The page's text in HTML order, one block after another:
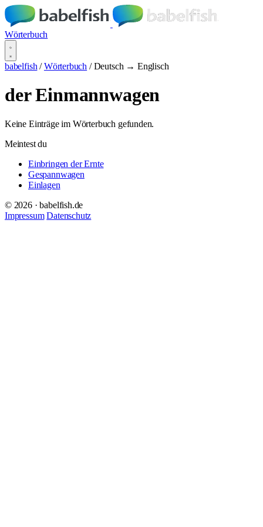
Wörterbuch
babelfish / Wörterbuch / Deutsch → Englisch
der Einmannwagen
Keine Einträge im Wörterbuch gefunden.
Meintest du
Einbringen der Ernte
Gespannwagen
Einlagen
© 2026 · babelfish.de
Impressum Datenschutz